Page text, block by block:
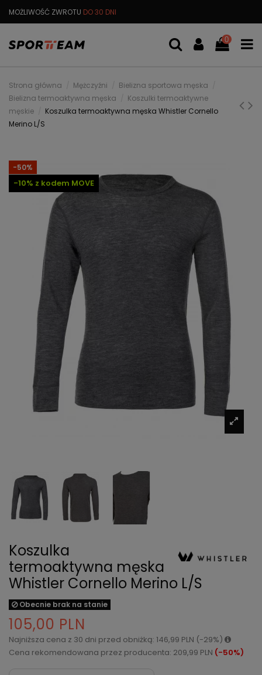
MOŻLIWOŚĆ ZWROTU DO 30 DNI
0
Strona główna Mężczyźni
Bielizna sportowa męska
Bielizna termoaktywna męska
Koszulki termoaktywne
męskie
Koszulka termoaktywna męska Whistler Cornello
Merino L/S
-50%
-10% z kodem MOVE
Koszulka
termoaktywna męska
Whistler Cornello Merino L/S
Obecnie brak na stanie
105,00 PLN
Najniższa cena z 30 dni przed obniżką: 146,99 PLN (-29%)
Cena rekomendowana przez producenta: 209,99 PLN (-50%)